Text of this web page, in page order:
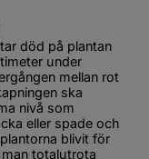
död på plantan
under
mellan rot
ska
nivå som
eller spade och
blivit för
totalutrota